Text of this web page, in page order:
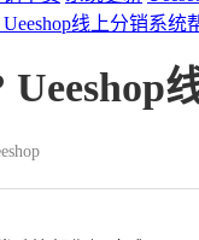
线上分销系统